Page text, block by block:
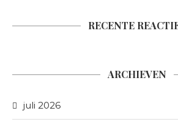
RECENTE
ARCHIEVEN
juli 2026